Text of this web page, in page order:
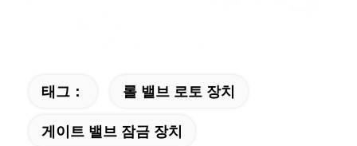
태그： 롤 밸브 로토 장치
게이트 밸브 잠금 장치